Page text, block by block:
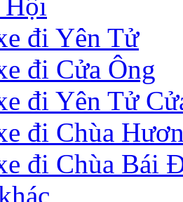
đi Yên Tử
đi Cửa Ông
đi Yên Tử
đi Chùa
đi Chùa Bái